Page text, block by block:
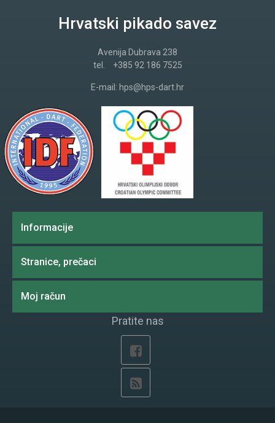
Hrvatski pikado savez
Avenija Dubrava 238
tel.
+385 92 186 7525
E-mail: hps@hps-dart.hr
Informacije
Stranice, prečaci
Moj račun
Pratite nas